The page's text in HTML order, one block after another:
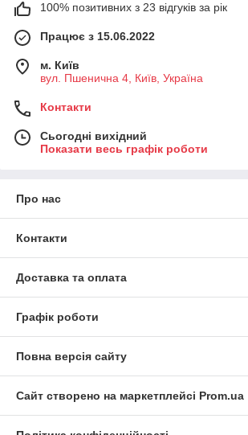
100% позитивних з 23 відгуків за рік
Працює з 15.06.2022
м. Київ
вул. Пшенична 4, Київ, Україна
Контакти
Сьогодні вихідний
Показати весь графік роботи
Про нас
Контакти
Доставка та оплата
Графік роботи
Повна версія сайту
Сайт створено на маркетплейсі Prom.ua